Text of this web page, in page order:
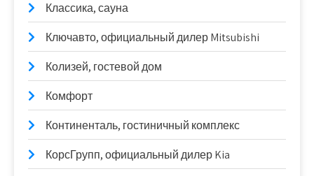
Классика, сауна
Ключавто, официальный дилер Mitsubishi
Колизей, гостевой дом
Комфорт
Континенталь, гостиничный комплекс
КорсГрупп, официальный дилер Kia